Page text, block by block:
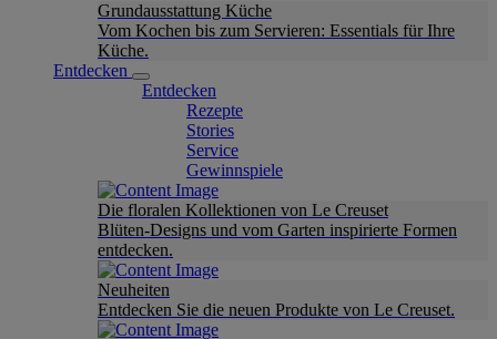
Grundausstattung Küche
Vom Kochen bis zum Servieren: Essentials für Ihre
Küche.
Entdecken
Entdecken
Rezepte
Stories
Service
Gewinnspiele
Die floralen Kollektionen von Le Creuset
Blüten-Designs und vom Garten inspirierte Formen
entdecken.
Neuheiten
Entdecken Sie die neuen Produkte von Le Creuset.